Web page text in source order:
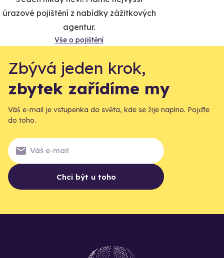
úrazové pojištění z nabídky zážitkových
agentur.
Vše o pojištění
Zbývá jeden krok,
zbytek zařídíme my
Váš e-mail je vstupenka do světa, kde se žije naplno. Pojďte
do toho.
Chci být u toho